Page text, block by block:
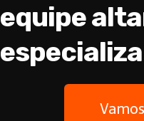
equipe